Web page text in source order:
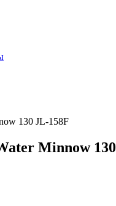
130 JL-158F
Minnow